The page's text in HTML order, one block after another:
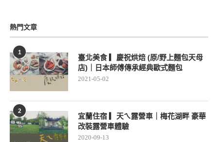
熱門文章
1
臺北美食 ▎慶祝烘焙 (原/野上麵包天母
店)｜日本師傅傳承經典歐式麵包
2021-05-02
2
宜蘭住宿 ▎天ㄟ露營車｜梅花湖畔 豪華
改裝露營車體驗
2020-09-13